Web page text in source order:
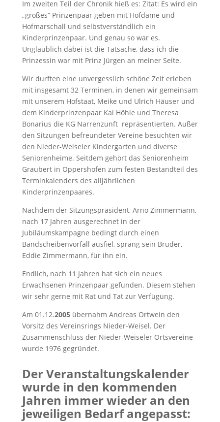
Im zweiten Teil der Chronik hieß es: Zitat: Es wird ein
„großes“ Prinzenpaar geben mit Hofdame und
Hofmarschall und selbstverständlich ein
Kinderprinzenpaar. Und genau so war es.
Unglaublich dabei ist die Tatsache, dass ich die
Prinzessin war mit Prinz Jürgen an meiner Seite.
Wir durften eine unvergesslich schöne Zeit erleben
mit insgesamt 32 Terminen, in denen wir gemeinsam
mit unserem Hofstaat, Meike und Ulrich Häuser und
dem Kinderprinzenpaar Kai Höhle und Theresa
Bonarius die KG Narrenzunft repräsentierten. Außer
den Sitzungen befreundeter Vereine besuchten wir
den Nieder-Weiseler Kindergarten und diverse
Seniorenheime. Seitdem gehört das Seniorenheim
Graubert in Oppershofen zum festen Bestandteil des
Terminkalenders des alljährlichen
Kinderprinzenpaares.
Nachdem der Sitzungspräsident, Arno Zimmermann,
nach 17 Jahren ausgerechnet in der
Jubiläumskampagne bedingt durch einen
Bandscheibenvorfall ausfiel, sprang sein Bruder,
Eddie Zimmermann, für ihn ein.
Endlich, nach 11 Jahren hat sich ein neues
Erwachsenen Prinzenpaar gefunden. Diesem stehen
wir sehr gerne mit Rat und Tat zur Verfügung.
Am 01.12.2005übernahm Andreas Ortwein den
Vorsitz des Vereinsrings Nieder-Weisel. Der
Zusammenschluss der Nieder-Weiseler Ortsvereine
wurde 1976 gegründet.
Der Veranstaltungskalender
wurde in den kommenden
Jahren immer wieder an den
jeweiligen Bedarf angepasst: